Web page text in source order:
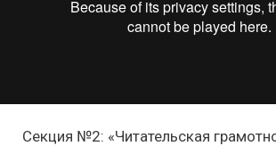
Секция №2: «Читательская